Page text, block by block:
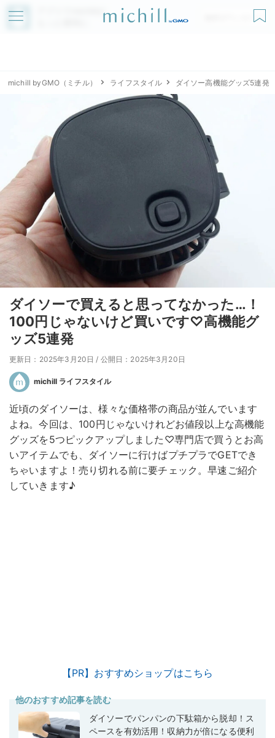
アプリでmichillが
無料ダウンロード
michill byGMO（ミチル） ライフスタイル ダイソー高機能グッズ5連発
ダイソーで買えると思ってなかった…！
100円じゃないけど買いです♡高機能グ
ッズ5連発
更新日：2025年3月20日 / 公開日：2025年3月20日
michill ライフスタイル
近頃のダイソーは、様々な価格帯の商品が並んでいます
よね。今回は、100円じゃないけれどお値段以上な高機能
グッズを5つピックアップしました♡専門店で買うとお高
いアイテムでも、ダイソーに行けばプチプラでGETでき
ちゃいますよ！売り切れる前に要チェック。早速ご紹介
していきます♪
【PR】おすすめショップはこちら
他のおすすめ記事を読む
ダイソーでパンパンの下駄箱から脱却！ス
ペースを有効活用！収納力が倍になる便利